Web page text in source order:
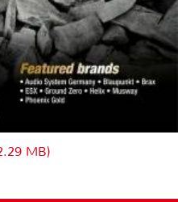
MB)